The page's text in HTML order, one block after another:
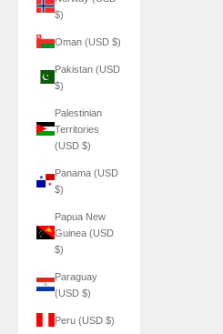
$)
Oman (USD $)
Pakistan (USD
$)
Palestinian
Territories
(USD $)
Panama (USD
$)
Papua New
Guinea (USD
$)
Paraguay
(USD $)
Peru (USD $)